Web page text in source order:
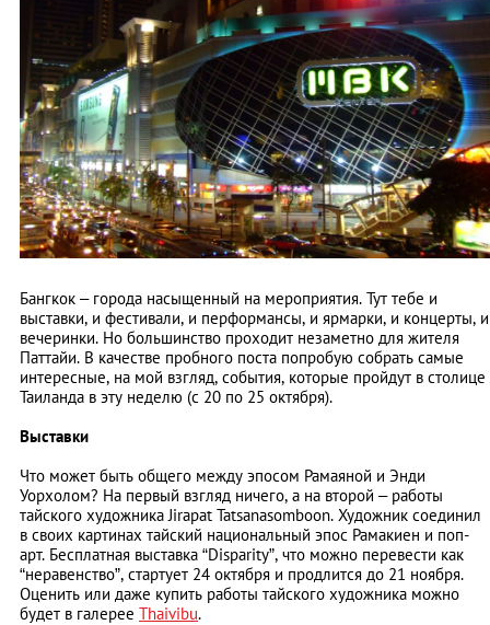
Бангкок – города насыщенный на мероприятия. Тут тебе и
выставки, и фестивали, и перформансы, и ярмарки, и концерты, и
вечеринки. Но большинство проходит незаметно для жителя
Паттайи. В качестве пробного поста попробую собрать самые
интересные, на мой взгляд, события, которые пройдут в столице
Таиланда в эту неделю (с 20 по 25 октября).
Выставки
Что может быть общего между эпосом Рамаяной и Энди
Уорхолом? На первый взгляд ничего, а на второй – работы
тайского художника Jirapat Tatsanasomboon. Художник соединил
в своих картинах тайский национальный эпос Рамакиен и поп-
арт. Бесплатная выставка “Disparity”, что можно перевести как
“неравенство”, стартует 24 октября и продлится до 21 ноября.
Оценить или даже купить работы тайского художника можно
будет в галерее Thaivibu.